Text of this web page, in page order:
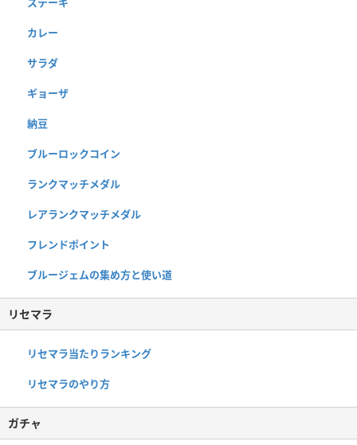
カレー
サラダ
ギョーザ
納豆
ブルーロックコイン
ランクマッチメダル
レアランクマッチメダル
フレンドポイント
ブルージェムの集め方と使い道
リセマラ
リセマラ当たりランキング
リセマラのやり方
ガチャ